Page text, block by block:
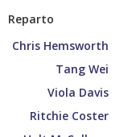
Reparto
Chris Hemsworth
Tang Wei
Viola Davis
Ritchie Coster